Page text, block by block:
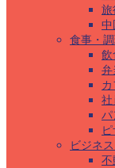
旅
中
食事・
飲
弁
社
パ
ビジネ
不